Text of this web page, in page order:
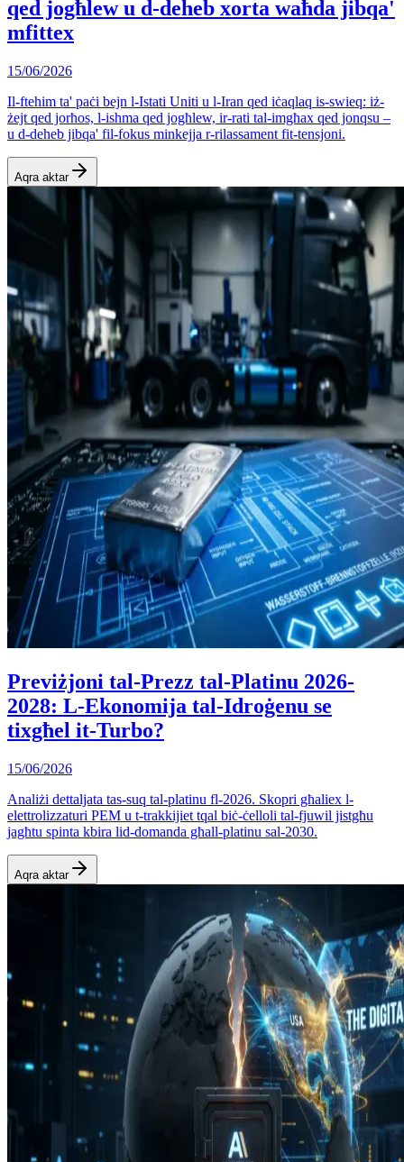
qed jogħlew u d-deheb xorta waħda jibqa'
mfittex
15/06/2026
Il-ftehim ta' paċi bejn l-Istati Uniti u l-Iran qed iċaqlaq is-swieq: iż-
żejt qed jorħos, l-ishma qed jogħlew, ir-rati tal-imgħax qed jonqsu –
u d-deheb jibqa' fil-fokus minkejja r-rilassament fit-tensjoni.
Aqra aktar
Previżjoni tal-Prezz tal-Platinu 2026-
2028: L-Ekonomija tal-Idroġenu se
tixgħel it-Turbo?
15/06/2026
Analiżi dettaljata tas-suq tal-platinu fl-2026. Skopri għaliex l-
elettrolizzaturi PEM u t-trakkijiet tqal biċ-ċelloli tal-fjuwil jistgħu
jagħtu spinta kbira lid-domanda għall-platinu sal-2030.
Aqra aktar